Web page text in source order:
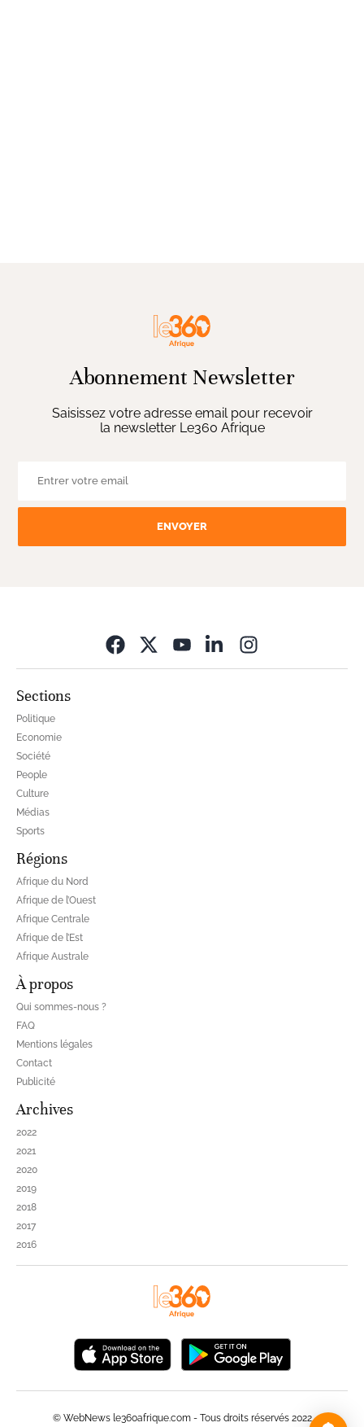
Abonnement Newsletter
Saisissez votre adresse email pour recevoir
la newsletter Le360 Afrique
ENVOYER
Sections
Politique
Economie
Société
People
Culture
Médias
Sports
Régions
Afrique du Nord
Afrique de l’Ouest
Afrique Centrale
Afrique de l’Est
Afrique Australe
À propos
Qui sommes-nous ?
FAQ
Mentions légales
Contact
Publicité
Archives
2022
2021
2020
2019
2018
2017
2016
© WebNews le360afrique.com - Tous droits réservés 2022